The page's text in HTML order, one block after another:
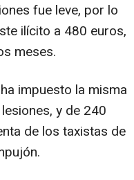
fue leve, por lo
ilícito a 480 euros,
meses.
impuesto la misma
y de 240
de los taxistas de